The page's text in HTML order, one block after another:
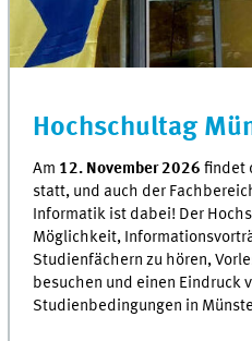
Hochschultag
Am 12. November 2026 findet
statt, und auch der
Informatik ist dabei! Der
Möglichkeit,
Studienfächern zu hören,
besuchen und einen Eindruck
Studienbedingungen in